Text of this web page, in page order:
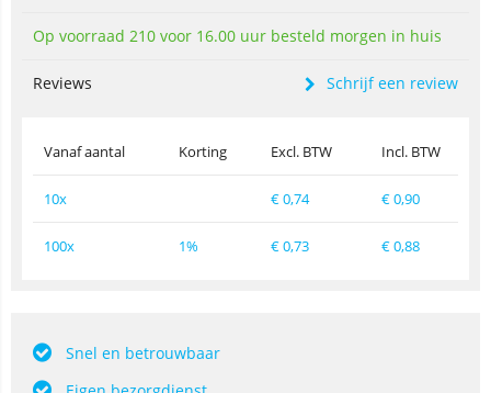
Op voorraad 210 voor 16.00 uur besteld morgen in huis
Reviews Schrijf een review
Vanaf aantal Korting Excl. BTW Incl. BTW
10x €0,74 €0,90
100x 1% €0,73 €0,88
Snel en betrouwbaar